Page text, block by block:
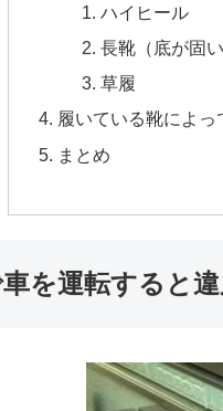
ハイヒール
長靴（底が固い
草履
履いている靴によっ
まとめ
を運転すると